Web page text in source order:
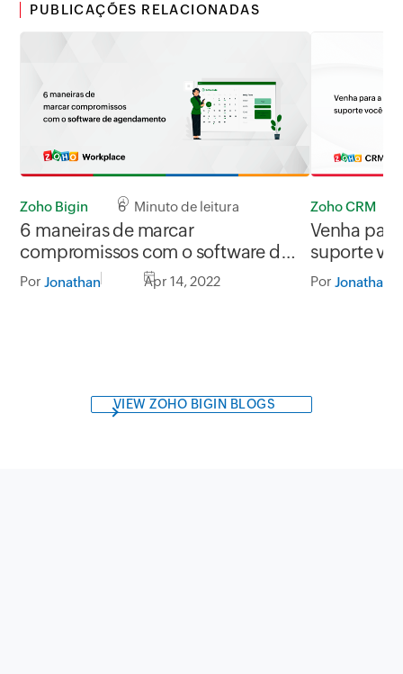
PUBLICAÇÕES RELACIONADAS
Zoho Bigin 6 Minuto de leitura
6 maneiras de marcar
compromissos com o software de
agendamento
Por Jonathan Apr 14, 2022
Zoho CRM
Venha
suporte
Por Jonathan
VIEW ZOHO BIGIN BLOGS